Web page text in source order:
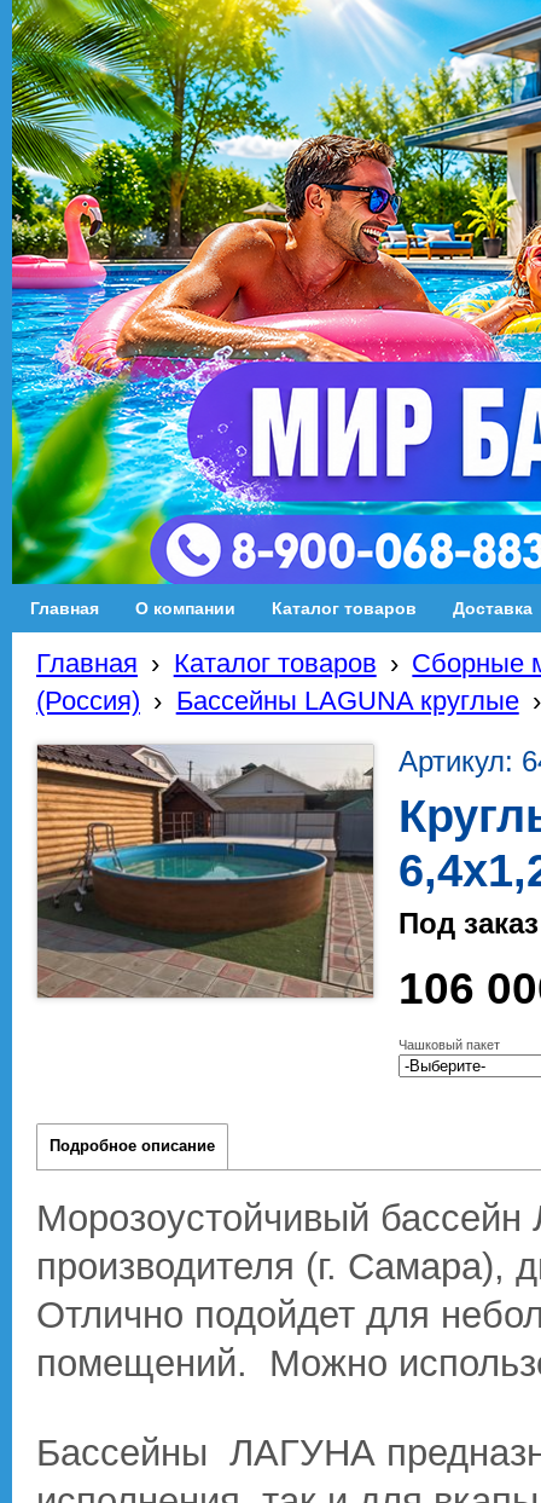
Главная О компании Каталог товаров Доставка
Главная › Каталог товаров › Сборные
(Россия) › Бассейны LAGUNA круглые ›
Артикул:
Под заказ
106
Чашковый пакет
Подробное описание
Морозоустойчивый
производителя (г. Самара),
Отлично подойдет для
помещений. Можно
Бассейны ЛАГУНА